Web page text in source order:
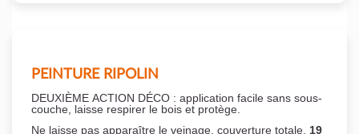
PEINTURE RIPOLIN
DEUXIÈME ACTION DÉCO : application facile sans sous-
couche, laisse respirer le bois et protège.
Ne laisse pas apparaître le veinage, couverture totale. 19